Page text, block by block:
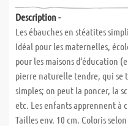
Description -
Les ébauches en stéatites
Idéal pour les maternelles,
pour les maisons d‘éducation
pierre naturelle tendre, qui se
simples; on peut la poncer, la
etc. Les enfants apprennent à
Tailles env. 10 cm. Coloris